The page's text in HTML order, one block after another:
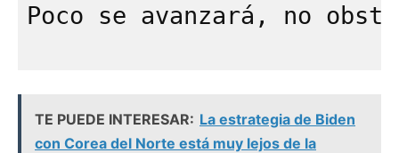
Poco se avanzará, no
TE PUEDE INTERESAR: La estrategia de Biden
con Corea del Norte está muy lejos de la